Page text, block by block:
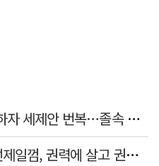
국힘 "李대통령, 국민 반발하자 세제안 번복…졸속 국정 즉각 중단"
홍준표, 한동훈 맹폭…"조선제일껌, 권력에 살고 권력에 죽었다"